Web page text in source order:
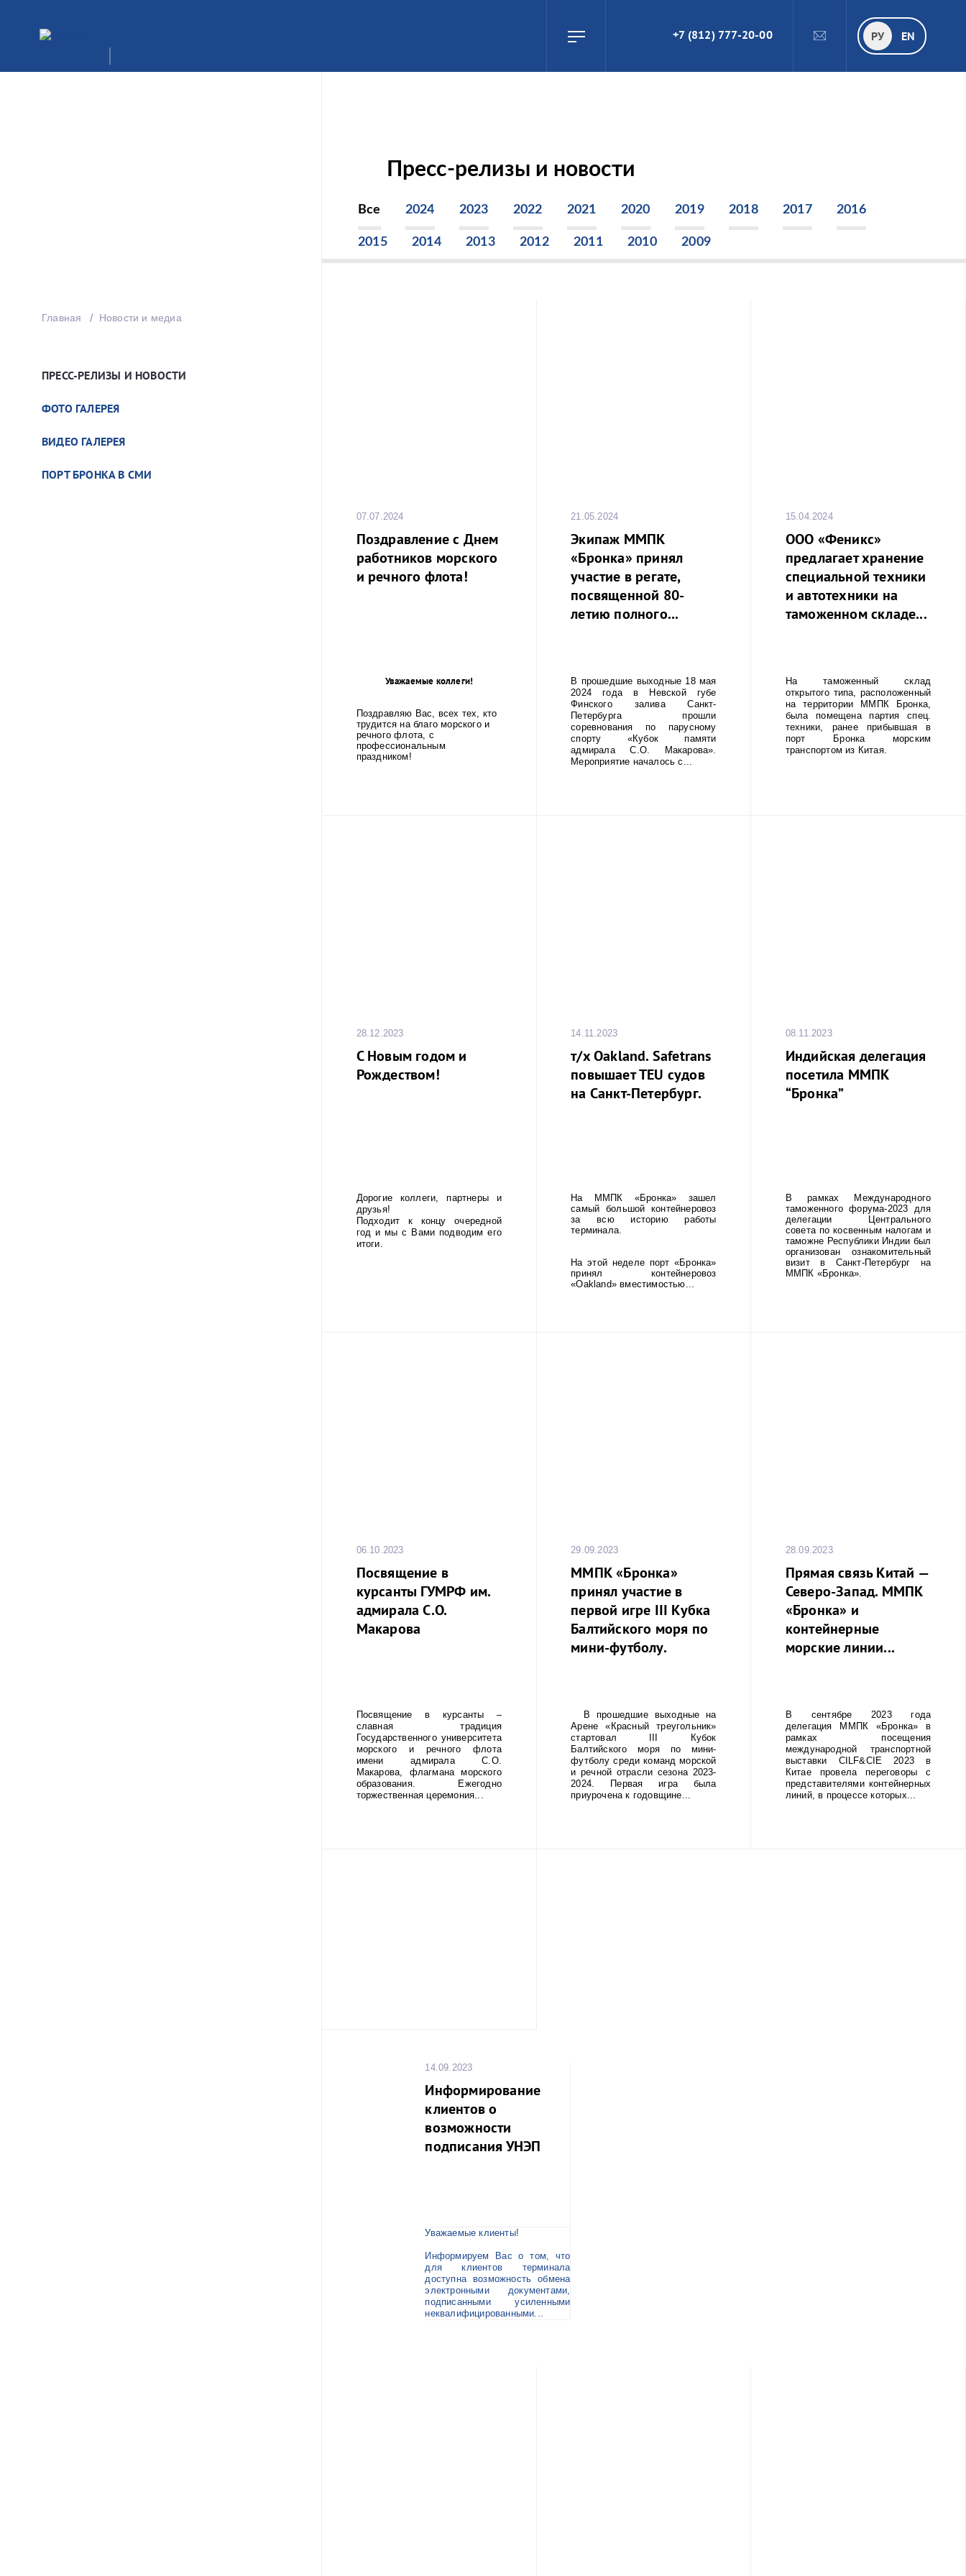
ПОИСК+7 (812) 777-20-00 РУ EN
РУ
Главная Новости и медиа
ПРЕСС-РЕЛИЗЫ И НОВОСТИ
ФОТО ГАЛЕРЕЯ
ВИДЕО ГАЛЕРЕЯ
ПОРТ БРОНКА В СМИ
Пресс-релизы и новости
Все 2024 2023 2022 2021 2020 2019 2018 2017 2016
2015 2014 2013 2012 2011 2010 2009
07.07.2024
Поздравление с Днем
работников морского
и речного флота!
Уважаемые коллеги!
Поздравляю Вас, всех тех, кто
трудится на благо морского и
речного флота, с
профессиональным
праздником!
21.05.2024
Экипаж ММПК
«Бронка» принял
участие в регате,
посвященной 80-
летию полного...
В прошедшие выходные 18 мая
2024 года в Невской губе
Финского залива Санкт-
Петербурга прошли
соревнования по парусному
спорту «Кубок памяти
адмирала С.О. Макарова».
Мероприятие началось с...
15.04.2024
ООО «Феникс»
предлагает хранение
специальной техники
и автотехники на
таможенном складе...
На таможенный склад
открытого типа, расположенный
на территории ММПК Бронка,
была помещена партия спец.
техники, ранее прибывшая в
порт Бронка морским
транспортом из Китая.
28.12.2023
С Новым годом и
Рождеством!
Дорогие коллеги, партнеры и
друзья!
Подходит к концу очередной
год и мы с Вами подводим его
итоги.
14.11.2023
т/x Oakland. Safetrans
повышает TEU судов
на Санкт-Петербург.
На ММПК «Бронка» зашел
самый большой контейнеровоз
за всю историю работы
терминала.
На этой неделе порт «Бронка»
принял контейнеровоз
«Oakland» вместимостью...
08.11.2023
Индийская делегация
посетила ММПК
“Бронка”
В рамках Международного
таможенного форума-2023 для
делегации Центрального
совета по косвенным налогам и
таможне Республики Индии был
организован ознакомительный
визит в Санкт-Петербург на
ММПК «Бронка».
06.10.2023
Посвящение в
курсанты ГУМРФ им.
адмирала С.О.
Макарова
Посвящение в курсанты –
славная традиция
Государственного университета
морского и речного флота
имени адмирала С.О.
Макарова, флагмана морского
образования. Ежегодно
торжественная церемония...
29.09.2023
ММПК «Бронка»
принял участие в
первой игре III Кубка
Балтийского моря по
мини-футболу.
В прошедшие выходные на
Арене «Красный треугольник»
стартовал III Кубок
Балтийского моря по мини-
футболу среди команд морской
и речной отрасли сезона 2023-
2024. Первая игра была
приурочена к годовщине...
28.09.2023
Прямая связь Китай —
Северо-Запад. ММПК
«Бронка» и
контейнерные
морские линии...
В сентябре 2023 года
делегация ММПК «Бронка» в
рамках посещения
международной транспортной
выставки CILF&CIE 2023 в
Китае провела переговоры с
представителями контейнерных
линий, в процессе которых...
14.09.2023
Информирование
клиентов о
возможности
подписания УНЭП
Уважаемые клиенты!
Информируем Вас о том, что
для клиентов терминала
доступна возможность обмена
электронными документами,
подписанными усиленными
неквалифицированными...